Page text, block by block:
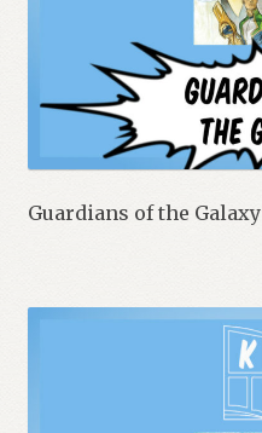
Guardians of the Galaxy